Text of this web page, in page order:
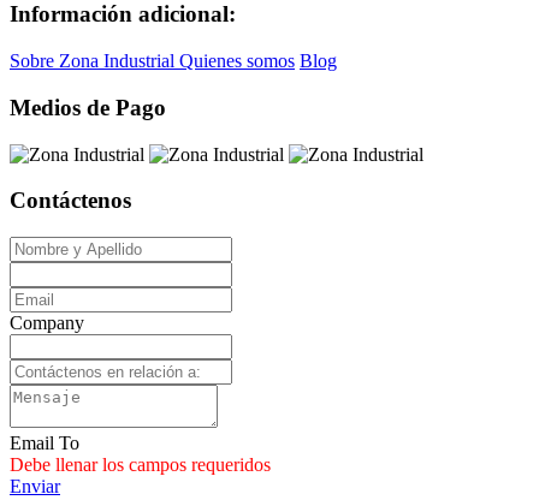
Información adicional:
Sobre Zona Industrial Quienes somos Blog
Medios de Pago
Contáctenos
Company
Email To
Debe llenar los campos requeridos
Enviar